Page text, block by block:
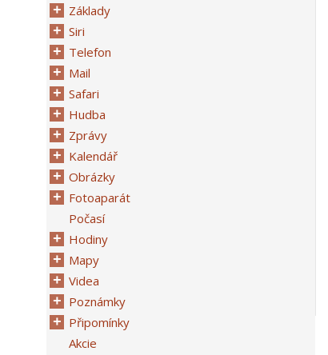
Základy
Siri
Telefon
Mail
Safari
Hudba
Zprávy
Kalendář
Obrázky
Fotoaparát
Počasí
Hodiny
Mapy
Videa
Poznámky
Připomínky
Akcie